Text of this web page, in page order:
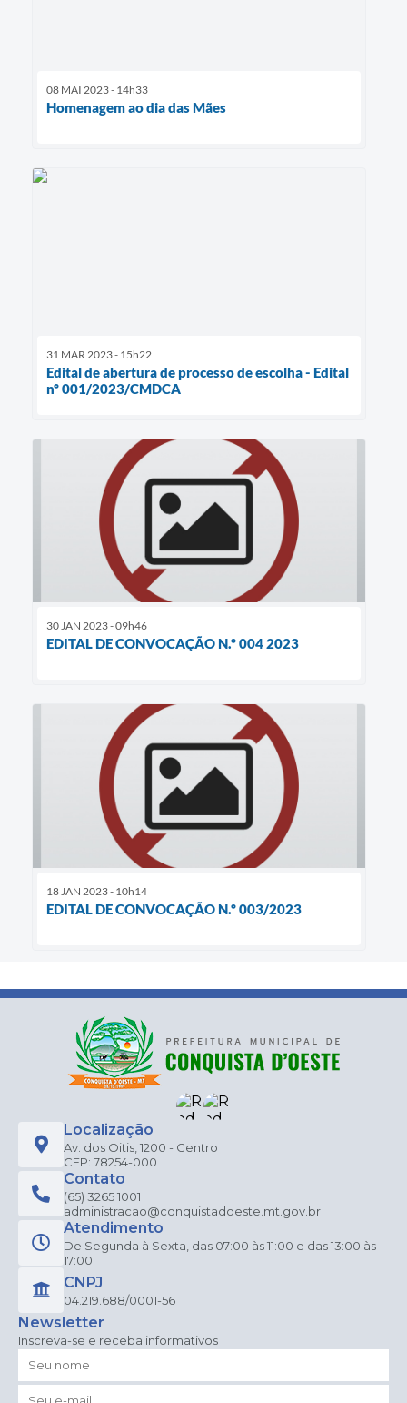
08 MAI 2023 - 14h33
Homenagem ao dia das Mães
31 MAR 2023 - 15h22
Edital de abertura de processo de escolha - Edital
nº 001/2023/CMDCA
30 JAN 2023 - 09h46
EDITAL DE CONVOCAÇÃO N.º 004 2023
18 JAN 2023 - 10h14
EDITAL DE CONVOCAÇÃO N.º 003/2023
Localização
Av. dos Oitis, 1200 - Centro
CEP: 78254-000
Contato
(65) 3265 1001
administracao@conquistadoeste.mt.gov.br
Atendimento
De Segunda à Sexta, das 07:00 às 11:00 e das 13:00 às
17:00.
CNPJ
04.219.688/0001-56
Newsletter
Inscreva-se e receba informativos